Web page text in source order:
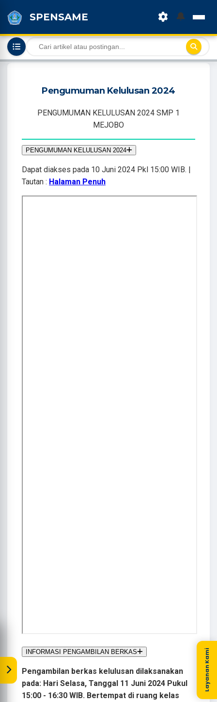
SPENSAME 🔔
Pengumuman Kelulusan 2024
PENGUMUMAN KELULUSAN 2024 SMP 1
MEJOBO
PENGUMUMAN KELULUSAN 2024
Dapat diakses pada 10 Juni 2024 Pkl 15:00 WIB. |
Tautan : Halaman Penuh
INFORMASI PENGAMBILAN BERKAS
Pengambilan berkas kelulusan dilaksanakan
pada: Hari Selasa, Tanggal 11 Juni 2024 Pukul
15:00 - 16:30 WIB. Bertempat di ruang kelas
Layanan Kami